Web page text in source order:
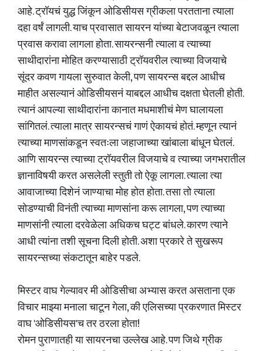
आहे. ट्रॉयचं युद्ध जिंकून ओडिसीयस ग्रीकला परतताना त्याला
दहा वर्षं लागली. याच प्रवासात सायरन यांच्या बेटाजवळून त्याला
प्रवास करावा लागला होता. सायरन्सनी त्याला व त्याच्या
साथीदारांना मोहित करण्यासाठी ट्रॉयवरील त्याच्या विजयाचे
सूंदर कवण गायला सुरुवात केली, पण सायरन्स बद्दल आधीच
माहीत असल्यानं ओडिसीयसनं याबद्दल आधीच दक्षता घेतली होती.
त्यानं आपल्या साथीदारांना कानात मधमाशीचं मेण घालायला
सांगितलं. त्याला मात्र सायरन्सचं गाणं ऐकायचं होतं. म्हणून त्यानं
त्याच्या माणसांकडून स्वतःला जहाजाच्या खांबाला बांधून घेतलं.
आणि सायरन्स त्याच्या ट्रॉयवरील विजयाचे व त्याच्या जगभरातील
ज्ञानाविषयी करत असलेली स्तुती तो ऐकू लागला. त्याला त्या
आवाजाच्या दिशेनं जाण्याचा मोह होत होता. तसा तो त्याला
सोडण्याची विनंती त्याच्या माणसांना करू लागला, पण त्याच्या
माणसांनी त्याला दरवेळेला अधिकच घट्ट बांधले. कारण त्याने
आधी त्यांना तशी सूचना दिली होती. अशा प्रकारे ते सुखरूप
सायरन्सच्या संकटातून बाहेर पडले.
मिस्टर वाघ गेल्यावर मी ओडिसीचा अभ्यास करत असताना एक
विचार माझ्या मनाला चाटून गेला, की एलिसच्या प्रकरणात मिस्टर
वाघ 'ओडिसीयस'च तर ठरला होता!
रोमन पुराणातही या सायरनचा उल्लेख आहे. पण जिथे ग्रीक